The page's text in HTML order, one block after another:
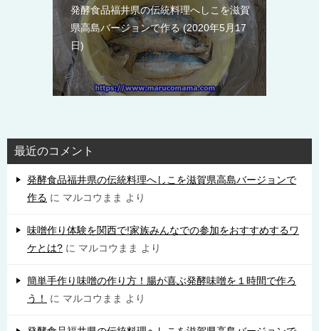
発酵食品福井県の伝統料理へしこを滋賀
県高島バージョンで作る 2020年5月17
日
最近のコメント
発酵食品福井県の伝統料理へしこを滋賀県高島バージョンで
作る に マルコウまま より
味噌作り体験を関西で!家族みんなでの参加をおすすめするワ
ケとは? に マルコウまま より
簡単手作り味噌の作り方！腸が喜ぶ発酵味噌を１時間で作ろ
う！
に マルコウまま より